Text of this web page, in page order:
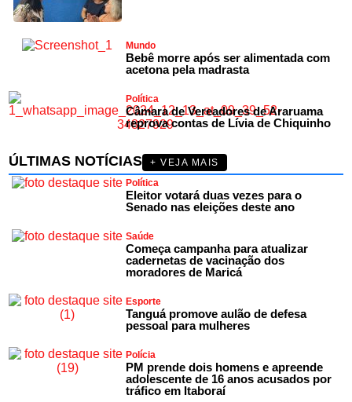
Mundo
Bebê morre após ser alimentada com
acetona pela madrasta
Política
Câmara de Vereadores de Araruama
reprova contas de Lívia de Chiquinho
ÚLTIMAS NOTÍCIAS
+ VEJA MAIS
Política
Eleitor votará duas vezes para o
Senado nas eleições deste ano
Saúde
Começa campanha para atualizar
cadernetas de vacinação dos
moradores de Maricá
Esporte
Tanguá promove aulão de defesa
pessoal para mulheres
Polícia
PM prende dois homens e apreende
adolescente de 16 anos acusados por
tráfico em Itaboraí